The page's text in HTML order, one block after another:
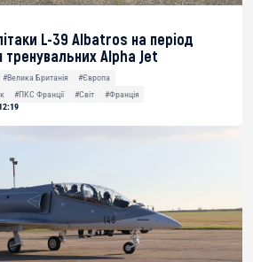
L-39 Albatros на період
Alpha Jet
#Велика Британія
#Європа
#ПКС Франції #Світ
#Франція